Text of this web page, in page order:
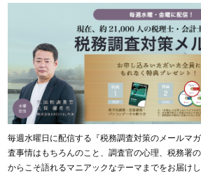
毎週水曜日に配信する『税務調査対策のメールマ
査事情はもちろんのこと、調査官の心理、税務署
からこそ語れるマニアックなテーマまでをお届けし